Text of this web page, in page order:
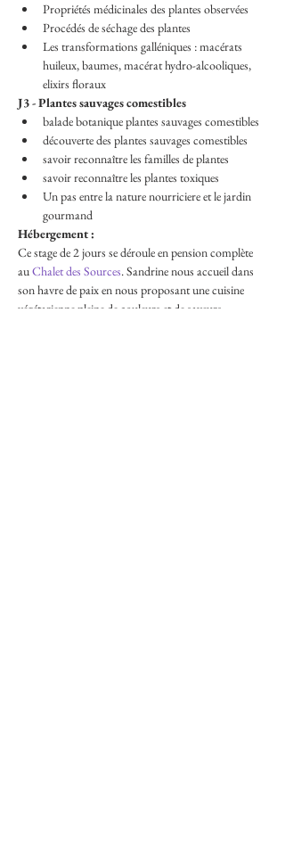
Propriétés médicinales des plantes observées
Procédés de séchage des plantes
Les transformations galléniques : macérats
huileux, baumes, macérat hydro-alcooliques,
elixirs floraux
J3 - Plantes sauvages comestibles
balade botanique plantes sauvages comestibles
découverte des plantes sauvages comestibles
savoir reconnaître les familles de plantes
savoir reconnaître les plantes toxiques
Un pas entre la nature nourriciere et le jardin
gourmand
Hébergement :
Ce stage de 2 jours se déroule en pension complète
au Chalet des Sources. Sandrine nous accueil dans
son havre de paix en nous proposant une cuisine
végétarienne pleine de couleurs et de saveurs.